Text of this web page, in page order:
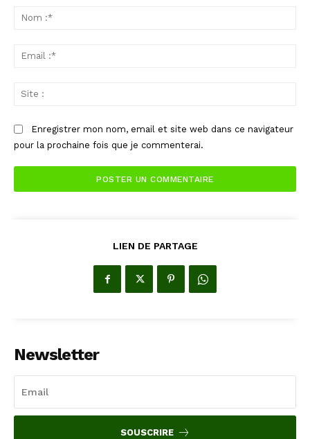
Enregistrer mon nom, email et site web dans ce navigateur
pour la prochaine fois que je commenterai.
LIEN DE PARTAGE
Newsletter
SOUSCRIRE